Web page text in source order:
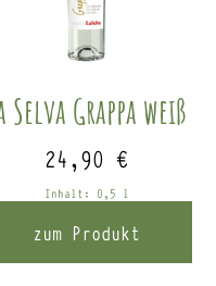
Selva Grappa weiß
24,90€
Inhalt: 0,5 l
zum Produkt